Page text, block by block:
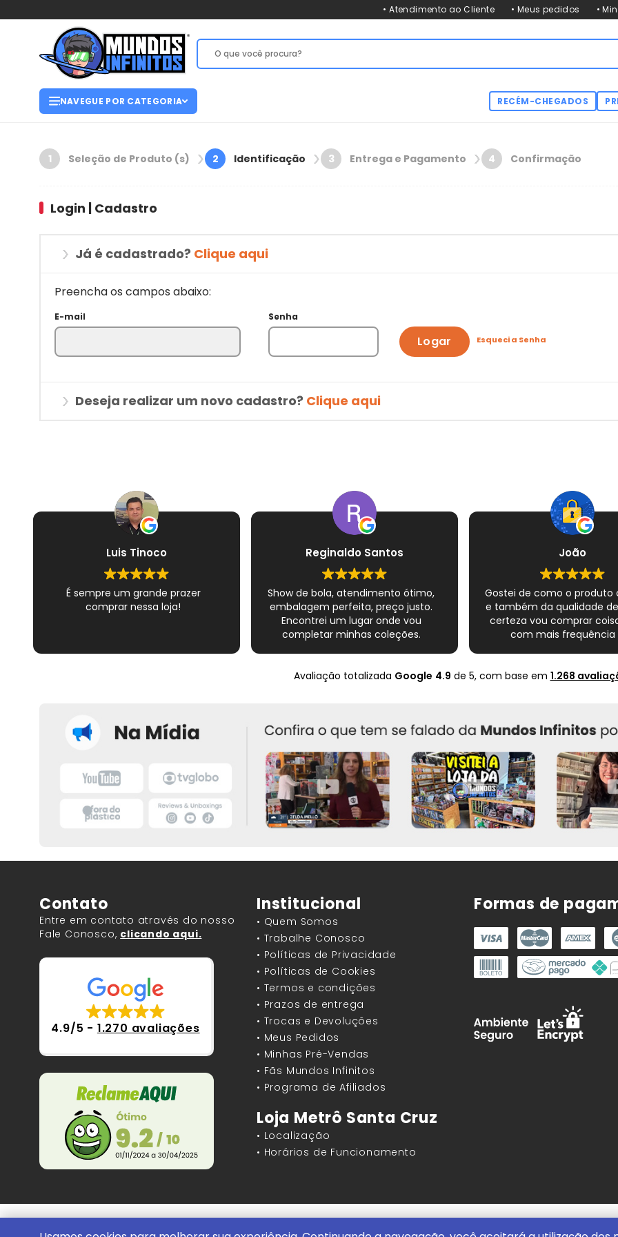
• Atendimento ao Cliente • Meus pedidos •
NAVEGUE POR CATEGORIA RECÉM-CHEGADOS
1 Seleção de Produto (s) 2 Identificação 3 Entrega e Pagamento 4 Confirmação
Login | Cadastro
Já é cadastrado? Clique aqui
Preencha os campos abaixo:
E-mail Senha
Logar Esqueci a Senha
Deseja realizar um novo cadastro? Clique aqui
Luis Tinoco
É sempre um grande prazer
comprar nessa loja!
Reginaldo Santos
Show de bola, atendimento ótimo,
embalagem perfeita, preço justo.
Encontrei um lugar onde vou
completar minhas coleções.
épico dos quadrinhos e novamente
João
Gostei de como o produto
e também da qualidade
certeza vou comprar
com mais frequência
Avaliação totalizada Google 4.9 de 5, com base em 1.268
Contato
Entre em contato através do nosso
Fale Conosco, clicando aqui.
4.9/5 - 1.270 avaliações
Institucional
• Quem Somos
• Trabalhe Conosco
• Políticas de Privacidade
• Políticas de Cookies
• Termos e condições
• Prazos de entrega
• Trocas e Devoluções
• Meus Pedidos
• Minhas Pré-Vendas
• Fãs Mundos Infinitos
• Programa de Afiliados
Loja Metrô Santa Cruz
• Localização
• Horários de Funcionamento
Formas de
Mundos Infinitos - Publicações e Geek Store |ContentStuff Publicações e Assinaturas Ltda. CNPJ -